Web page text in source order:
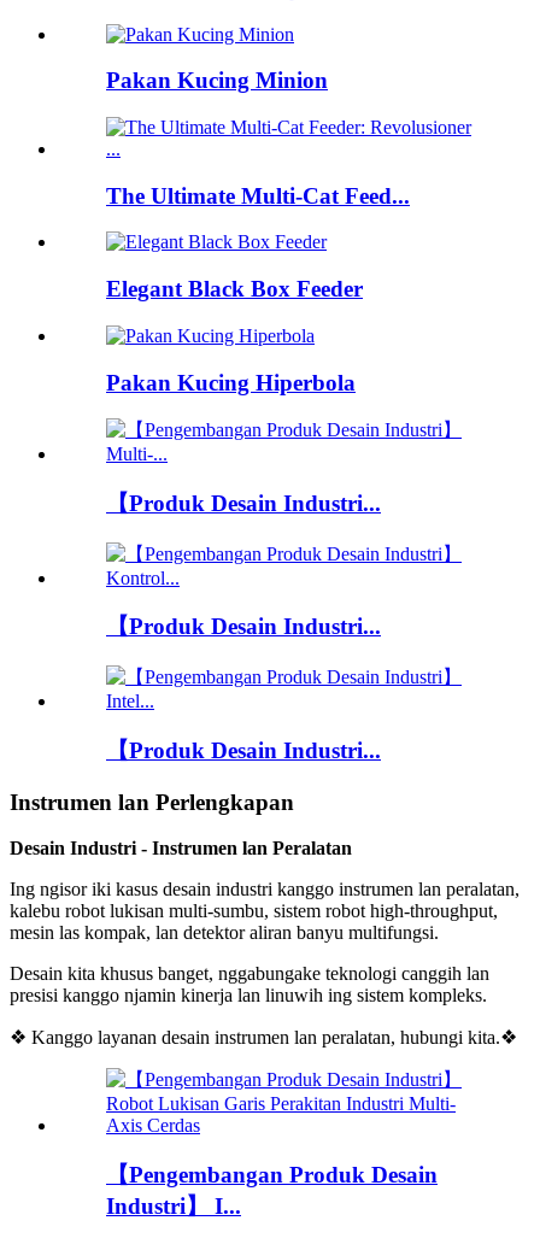
Pakan Kucing Minion
The Ultimate Multi-Cat Feed...
Elegant Black Box Feeder
Pakan Kucing Hiperbola
【Produk Desain Industri...
【Produk Desain Industri...
【Produk Desain Industri...
Instrumen lan Perlengkapan
Desain Industri - Instrumen lan Peralatan
Ing ngisor iki kasus desain industri kanggo instrumen lan peralatan,
kalebu robot lukisan multi-sumbu, sistem robot high-throughput,
mesin las kompak, lan detektor aliran banyu multifungsi.
Desain kita khusus banget, nggabungake teknologi canggih lan
presisi kanggo njamin kinerja lan linuwih ing sistem kompleks.
❖ Kanggo layanan desain instrumen lan peralatan, hubungi kita.❖
【Pengembangan Produk Desain
Industri】 I...